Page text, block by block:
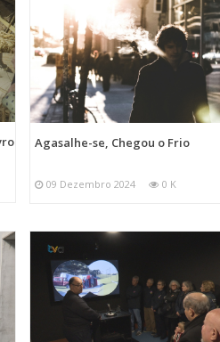
Agasalhe-se, Chegou o Frio
09 Dezembro 2024 0 K